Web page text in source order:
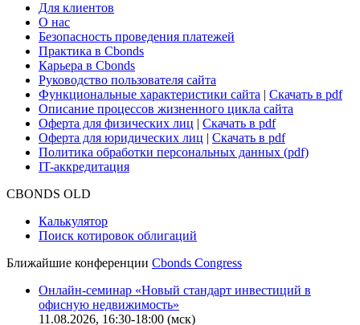
Для клиентов
О нас
Безопасность проведения платежей
Практика в Cbonds
Карьера в Cbonds
Руководство пользователя сайта
Функциональные характеристики сайта | Скачать в pdf
Описание процессов жизненного цикла сайта
Оферта для физических лиц | Скачать в pdf
Оферта для юридических лиц | Скачать в pdf
Политика обработки персональных данных (pdf)
IT-аккредитация
CBONDS OLD
Калькулятор
Поиск котировок облигаций
Ближайшие конференции Cbonds Congress
Онлайн-семинар «Новый стандарт инвестиций в
офисную недвижимость»
11.08.2026, 16:30-18:00 (мск)